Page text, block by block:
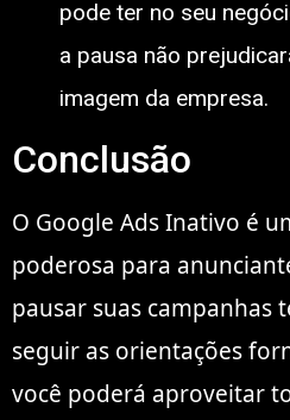
pode ter no seu
a pausa não
imagem da empresa.
Conclusão
O Google Ads Inativo é
poderosa para
pausar suas campanhas
seguir as orientações
você poderá aproveitar